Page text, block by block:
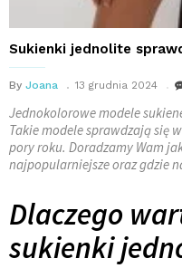
Sukienki jednolite
By Joana 13 grudnia 2024
Jednokolorowe modele
Takie modele sprawdzają się
pory roku. Doradzamy Wam
najpopularniejsze oraz gdzie
Dlaczego
sukienki